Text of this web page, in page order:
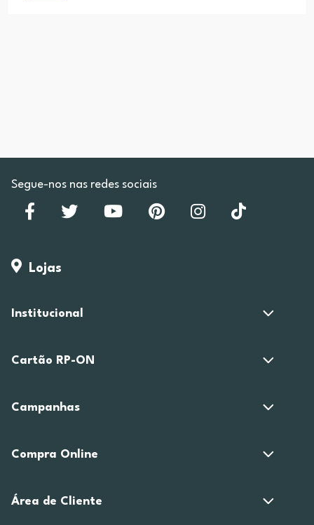
Segue-nos nas redes sociais
Lojas
Institucional
Cartão RP-ON
Campanhas
Compra Online
Área de Cliente